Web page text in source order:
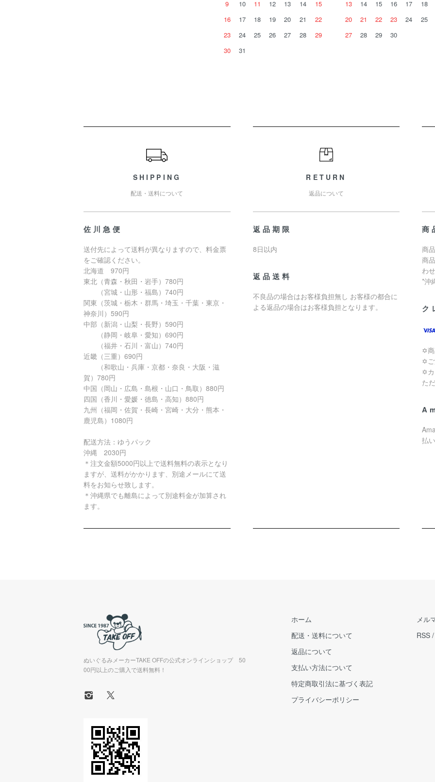
9
10 11 12 13 14
15
16
17 18 19 20 21
22
23
24 25 26 27 28
29
30
31
13
14 15 16 17 18
20
21 22 23 24 25
27
28 29 30
SHIPPING
配送・送料について
佐川急便
送付先によって送料が異なりますので、料金票
をご確認ください。
北海道 970円
東北（青森・秋田・岩手）780円
（宮城・山形・福島）740円
関東（茨城・栃木・群馬・埼玉・千葉・東京・
神奈川）590円
中部（新潟・山梨・長野）590円
（静岡・岐阜・愛知）690円
（福井・石川・富山）740円
近畿（三重）690円
（和歌山・兵庫・京都・奈良・大阪・滋
賀）780円
中国（岡山・広島・島根・山口・鳥取）880円
四国（香川・愛媛・徳島・高知）880円
九州（福岡・佐賀・長崎・宮崎・大分・熊本・
鹿児島）1080円
配送方法：ゆうパック
沖縄 2030円
＊注文金額5000円以上で送料無料の表示となり
ますが、送料がかかります、別途メールにて送
料をお知らせ致します。
＊沖縄県でも離島によって別途料金が加算され
ます。
RETURN
返品について
返品期限
8日以内
返品送料
不良品の場合はお客様負担無し お客様の都合に
よる返品の場合はお客様負担となります。
商
商
商
わ
*沖
ク
✡商
✡ご
✡カ
た
払
ぬいぐるみメーカーTAKE OFFの公式オンラインショップ 50
00円以上のご購入で送料無料！
ホーム
配送・送料について
返品について
支払い方法について
特定商取引法に基づく表記
プライバシーポリシー
メル
RSS /